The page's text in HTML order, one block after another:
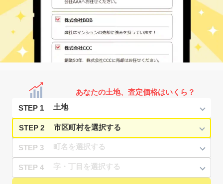
あなたの土地、査定価格はいくら？
STEP 1
STEP 2
STEP 3
STEP 4